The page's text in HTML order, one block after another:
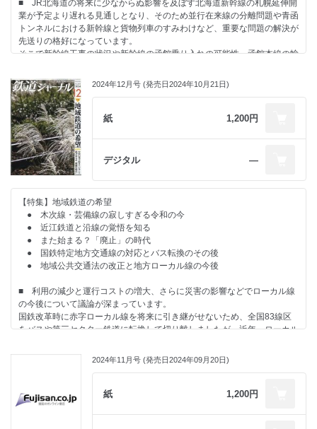
■ JR北海道の将来に少なからぬ影響を及ぼす北海道新幹線の札幌延伸開
業が予定より遅れる見通しとなり、そのため並行在来線の分離問題や青函
トンネルにおける新幹線と貨物列車のすみわけなど、重要な問題の解決が
先送りの格好になっています。
そこで新幹線工事の状況や新幹線の函館乗り入れの可能性、函館本線の輸
■ 中央線快速電車へのグリーン車連結については当初計画より遅れたも
のの、先ごろ2025年春の営業開始が発表され、10月からグリーン車を連
結した編成が順次走り始めました。
計画の経緯と営業開始前の現状をまとめました。
2024年12月号 (発売日2024年10月21日)
紙 1,200円
デジタル ―
【特集】地域鉄道の希望
● 木次線・芸備線の寂しすぎる令和の今
● 近江鉄道と沿線の覚悟を知る
● また始まる？「廃止」の時代
● 国鉄特定地方交通線の対応とバス転換のその後
● 地域公共交通法の改正と地方ローカル線の今後
■ 利用の減少と運行コストの増大、さらに災害の影響などでローカル線
の今後について議論が深まっています。
国鉄改革時に赤字ローカル線を将来に引き継がせないため、全国83線区
をバスや第三セクター鉄道に転換して切り離しましたが、近年、ローカル
減したところが少なくありません。
■ 今年はアメリカ大統領選挙の年でもあります。日本ではあまり話題に
上りませんが大統領選挙と鉄道には密接な関わりがあります。
2024年11月号 (発売日2024年09月20日)
紙 1,200円